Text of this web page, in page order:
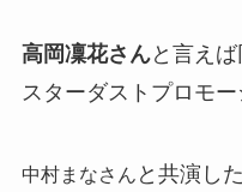
高岡凜花さんと言えば
スターダストプロモ
中村まなさん と共演した